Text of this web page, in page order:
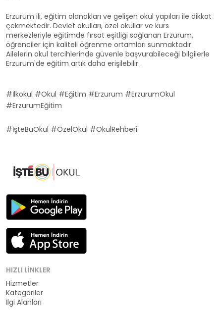
Erzurum ili, eğitim olanakları ve gelişen okul yapıları ile dikkat
çekmektedir. Devlet okulları, özel okullar ve kurs
merkezleriyle eğitimde fırsat eşitliği sağlanan Erzurum,
öğrenciler için kaliteli öğrenme ortamları sunmaktadır.
Ailelerin okul tercihlerinde güvenle başvurabileceği bilgilerle
Erzurum'de eğitim artık daha erişilebilir.
#İlkokul #Okul #Eğitim #Erzurum #ErzurumOkul
#ErzurumEğitim
#İşteBuOkul #ÖzelOkul #OkulRehberi
HIZLI LINKLER
Hizmetler
Kategoriler
İlgi Alanları